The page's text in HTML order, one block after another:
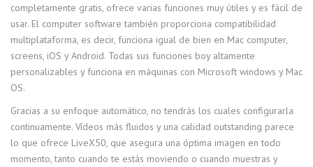
completamente gratis, ofrece varias funciones muy útiles y es fácil de
usar. El computer software también proporciona compatibilidad
multiplataforma, es decir, funciona igual de bien en Mac computer,
screens, iOS y Android. Todas sus funciones boy altamente
personalizables y funciona en máquinas con Microsoft windows y Mac
OS.
Gracias a su enfoque automático, no tendrás los cuales configurarla
continuamente. Vídeos más fluidos y una calidad outstanding parece
lo que ofrece LiveX50, que asegura una óptima imagen en todo
momento, tanto cuando te estás moviendo o cuando muestras y